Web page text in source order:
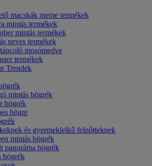
macskák meme termékek
mintás termékek
mintás termékek
neves termékek
mosómedve
termékek
Trendek
mintás bögrék
bögrék
bögre
és gyermeklelkű felnőtteknek
mintás bögrék
panoráma bögrék
bögrék